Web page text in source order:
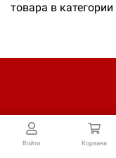
Войти Корзина
товара в категории